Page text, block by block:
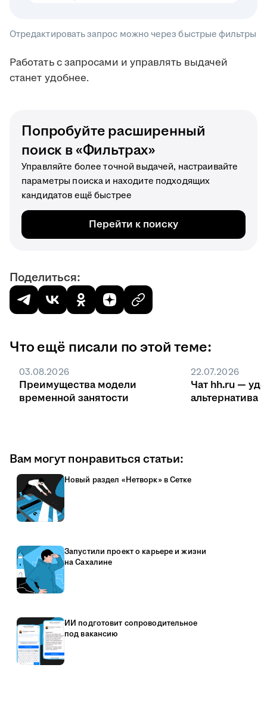
Отредактировать запрос можно через быстрые фильтры
Работать с запросами и управлять выдачей
станет удобнее.
Попробуйте расширенный
поиск в «Фильтрах»
Управляйте более точной выдачей, настраивайте
параметры поиска и находите подходящих
кандидатов ещё быстрее
Перейти к поиску
Поделиться:
Что ещё писали по этой теме:
03.08.2026
Преимущества модели
временной занятости
22.07.2026
Чат hh.ru —
Вам могут понравиться статьи:
Новый раздел «Нетворк» в Сетке
Запустили проект о карьере и жизни
на Сахалине
ИИ подготовит сопроводительное
под вакансию